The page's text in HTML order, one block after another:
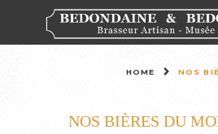
HOME NOS
NOS BIÈRES DU